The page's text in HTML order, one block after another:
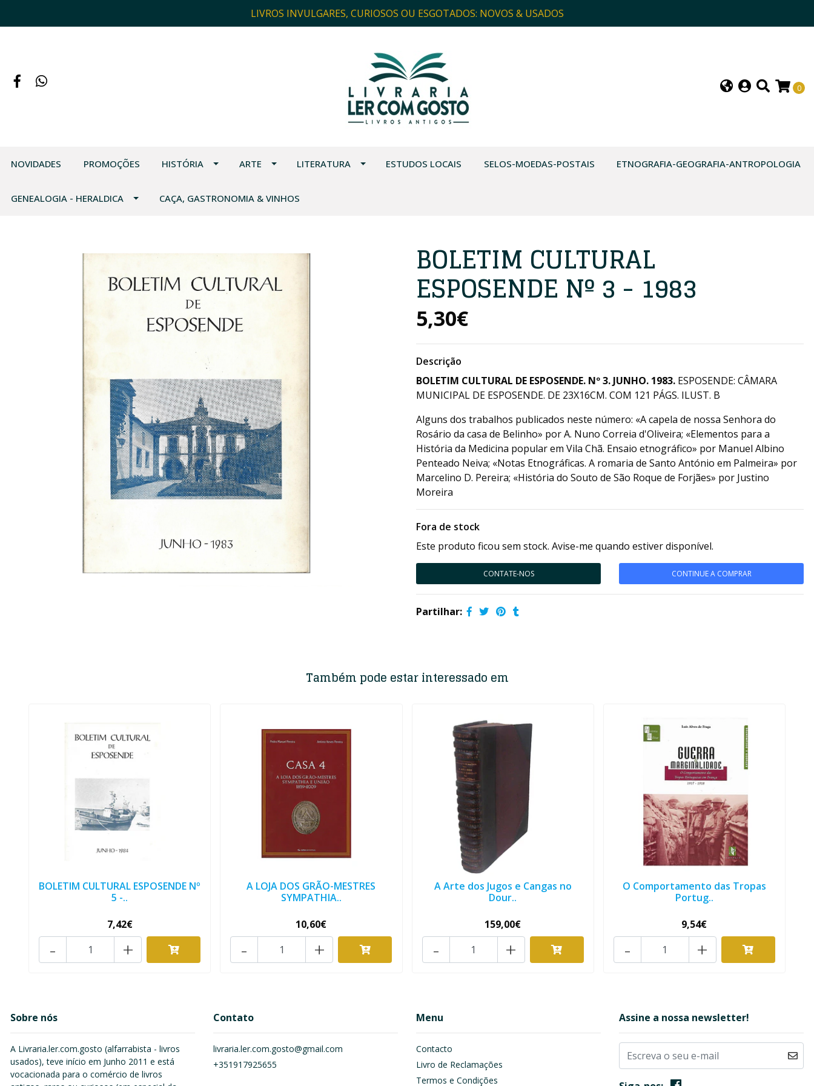
LIVROS INVULGARES, CURIOSOS OU ESGOTADOS: NOVOS & USADOS
0
NOVIDADES PROMOÇÕES HISTÓRIA ARTE LITERATURA ESTUDOS LOCAIS SELOS-MOEDAS-POSTAIS ETNOGRAFIA-GEOGRAFIA-ANTROPOLOGIA
GENEALOGIA - HERALDICA CAÇA, GASTRONOMIA & VINHOS
BOLETIM CULTURAL
ESPOSENDE Nº 3 - 1983
5,30€
Descrição
BOLETIM CULTURAL DE ESPOSENDE. Nº 3. JUNHO. 1983. ESPOSENDE: CÂMARA
MUNICIPAL DE ESPOSENDE. DE 23X16CM. COM 121 PÁGS. ILUST. B
Alguns dos trabalhos publicados neste número: «A capela de nossa Senhora do
Rosário da casa de Belinho» por A. Nuno Correia d'Oliveira; «Elementos para a
História da Medicina popular em Vila Chã. Ensaio etnográfico» por Manuel Albino
Penteado Neiva; «Notas Etnográficas. A romaria de Santo António em Palmeira» por
Marcelino D. Pereira; «História do Souto de São Roque de Forjães» por Justino
Moreira
Fora de stock
Este produto ficou sem stock. Avise-me quando estiver disponível.
CONTATE-NOS CONTINUE A COMPRAR
Partilhar:
Também pode estar interessado em
BOLETIM CULTURAL ESPOSENDE Nº
5 -..
7,42€
+
-
A LOJA DOS GRÃO-MESTRES
SYMPATHIA..
10,60€
+
-
A Arte dos Jugos e Cangas no
Dour..
159,00€
+
-
O Comportamento das Tropas
Portug..
9,54€
+
-
Sobre nós
A Livraria.ler.com.gosto (alfarrabista - livros
usados), teve início em Junho 2011 e está
vocacionada para o comércio de livros
Contato
livraria.ler.com.gosto@gmail.com
+351917925655
Menu
Contacto
Livro de Reclamações
Termos e Condições
Assine a nossa newsletter!